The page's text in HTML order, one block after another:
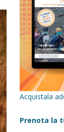
Acquistala
Prenota la